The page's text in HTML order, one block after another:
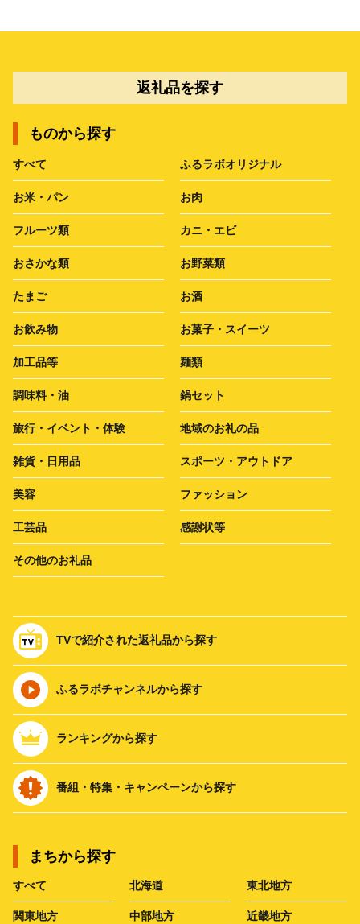
返礼品を探す
ものから探す
すべて ふるラボオリジナル
お米・パン お肉
フルーツ類 カニ・エビ
おさかな類 お野菜類
たまご お酒
お飲み物 お菓子・スイーツ
加工品等 麺類
調味料・油 鍋セット
旅行・イベント・体験 地域のお礼の品
雑貨・日用品 スポーツ・アウトドア
美容 ファッション
工芸品 感謝状等
その他のお礼品
TVで紹介された返礼品から探す
ふるラボチャンネルから探す
ランキングから探す
番組・特集・キャンペーンから探す
まちから探す
すべて 北海道 東北地方
関東地方 中部地方 近畿地方